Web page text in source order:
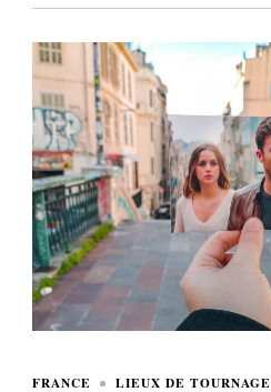
FRANCE LIEUX DE TOURNAGE